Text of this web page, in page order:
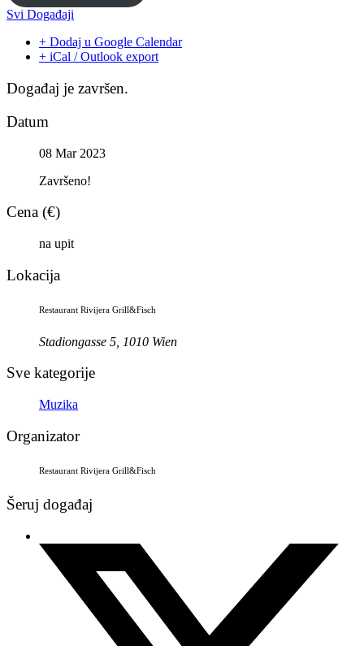
Svi Događaji
+ Dodaj u Google Calendar
+ iCal / Outlook export
Događaj je završen.
Datum
08 Mar 2023
Završeno!
Cena (€)
na upit
Lokacija
Restaurant Rivijera Grill&Fisch
Stadiongasse 5, 1010 Wien
Sve kategorije
Muzika
Organizator
Restaurant Rivijera Grill&Fisch
Šeruj događaj